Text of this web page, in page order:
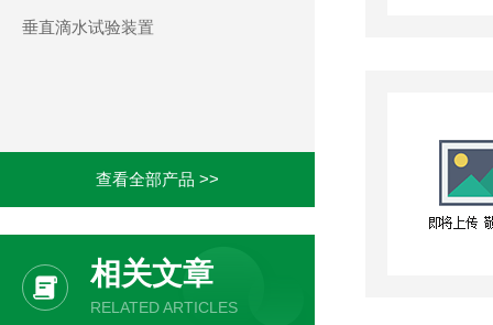
垂直滴水试验装置
查看全部产品 >>
相关文章
RELATED ARTICLES